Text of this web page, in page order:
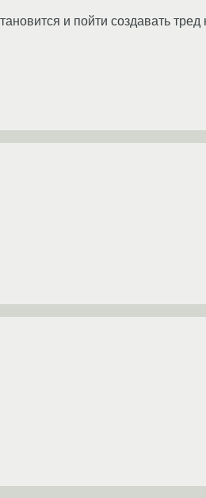
и пойти создавать тред